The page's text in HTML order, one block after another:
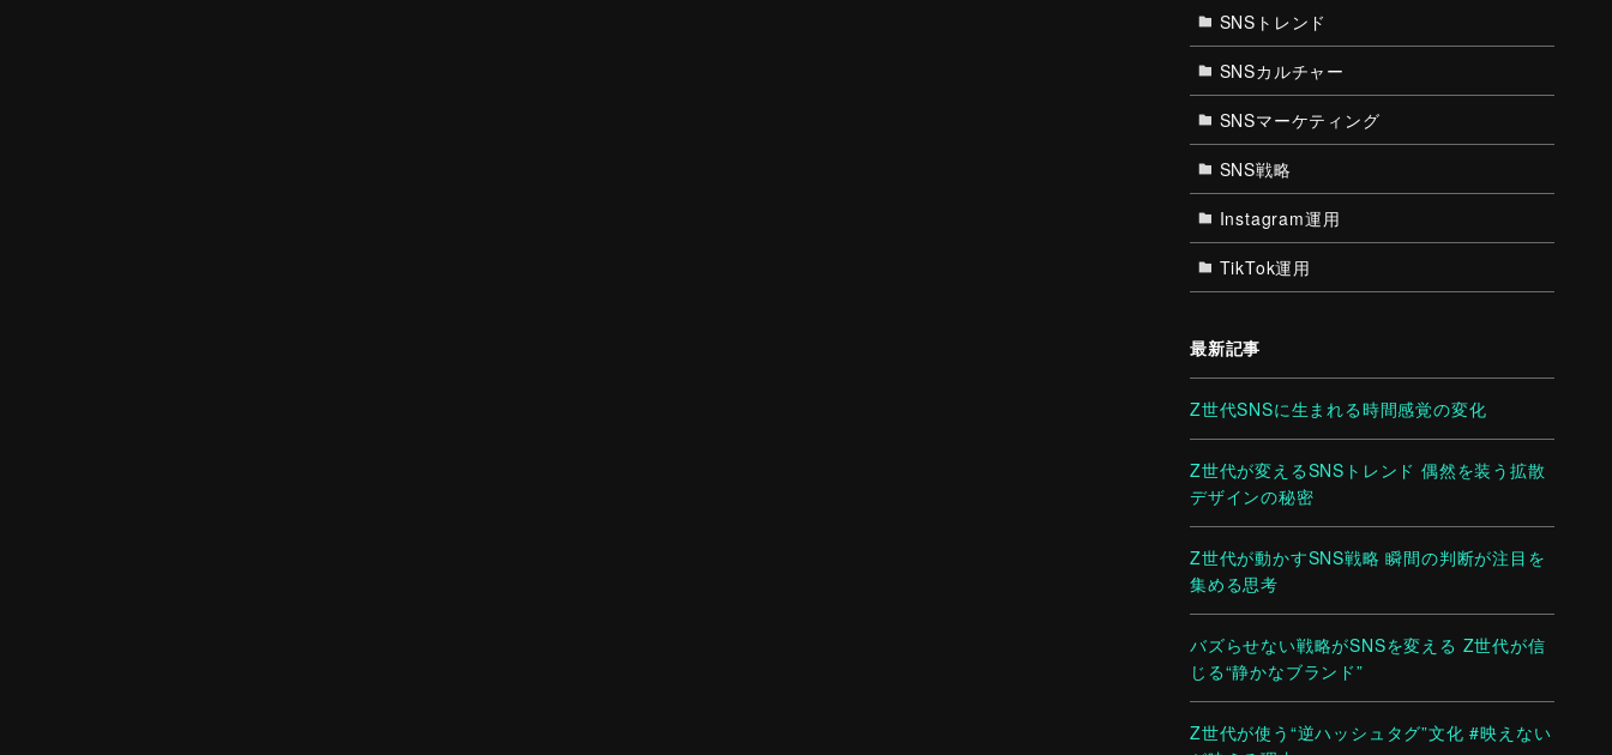
SNSトレンド
SNSカルチャー
SNSマーケティング
SNS戦略
Instagram運用
TikTok運用
最新記事
Z世代SNSに生まれる時間感覚の変化
Z世代が変えるSNSトレンド 偶然を装う拡散
デザインの秘密
Z世代が動かすSNS戦略 瞬間の判断が注目を
集める思考
バズらせない戦略がSNSを変える Z世代が信
じる“静かなブランド”
Z世代が使う“逆ハッシュタグ”文化 #映えない